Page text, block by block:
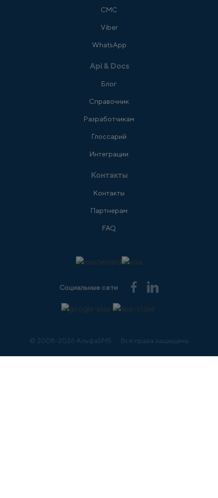
СМС
Viber
WhatsApp
Api & Docs
Блог
Справочник
Разработчикам
Глоссарий
Интеграции
Контакты
Контакты
Партнерам
FAQ
Социальные сети
© 2008-2026 АльфаSMS Все права защищены